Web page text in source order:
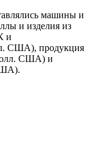
машины и
и изделия из
и
США), продукция
США) и